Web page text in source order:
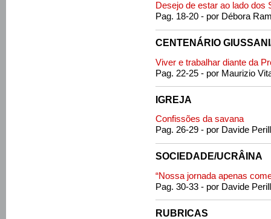
Desejo de estar ao lado dos
Pag. 18-20 - por Débora
CENTENÁRIO
Viver e trabalhar diante da
Pag. 22-25 - por Maurizio
IGREJA
Confissões da savana
Pag. 26-29 - por Davide
SOCIEDADE/UCRÂINA
“Nossa jornada apenas
Pag. 30-33 - por Davide
RUBRICAS